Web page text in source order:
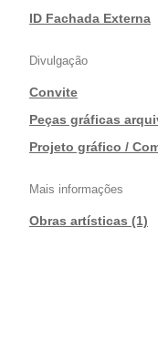
|ID Fachada Externa
Divulgação
Convite
|Peças gráficas
|Projeto gráfico /
Mais informações
Obras artísticas (1)